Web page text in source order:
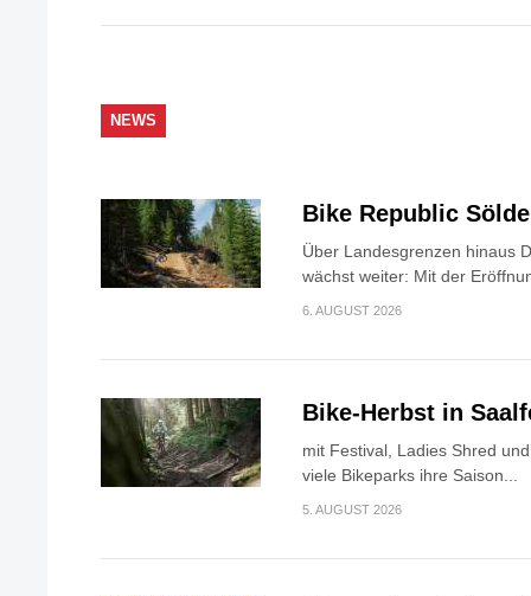
NEWS
Bike Republic
Über Landesgrenzen hinaus
wächst weiter: Mit der
6. AUGUST 2026
Bike-Herbst in
mit Festival, Ladies Shred
viele Bikeparks ihre Saison...
5. AUGUST 2026